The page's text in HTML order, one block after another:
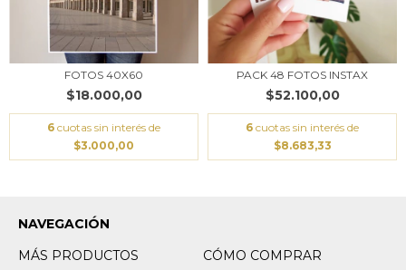
FOTOS 40X60
$18.000,00
6 cuotas sin interés de
$3.000,00
PACK 48 FOTOS INSTAX
$52.100,00
6 cuotas sin interés de
$8.683,33
NAVEGACIÓN
MÁS PRODUCTOS
CÓMO COMPRAR